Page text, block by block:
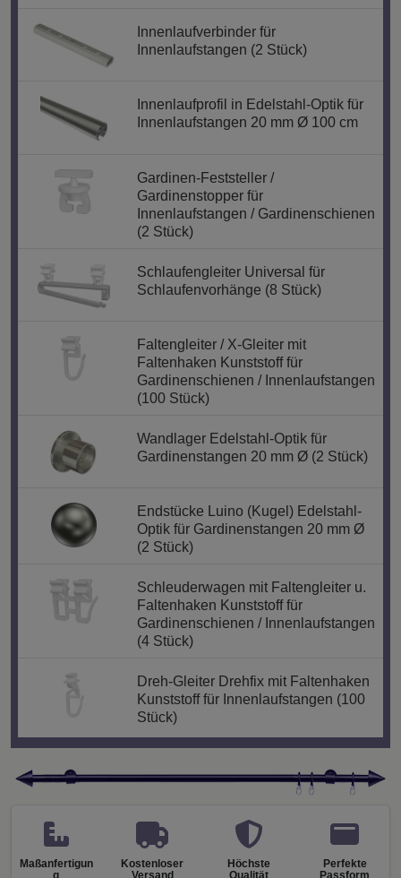
Innenlaufverbinder für
Innenlaufstangen (2 Stück)
Innenlaufprofil in Edelstahl-Optik für
Innenlaufstangen 20 mm Ø 100 cm
Gardinen-Feststeller /
Gardinenstopper für
Innenlaufstangen / Gardinenschienen
(2 Stück)
Schlaufengleiter Universal für
Schlaufenvorhänge (8 Stück)
Faltengleiter / X-Gleiter mit
Faltenhaken Kunststoff für
Gardinenschienen / Innenlaufstangen
(100 Stück)
Wandlager Edelstahl-Optik für
Gardinenstangen 20 mm Ø (2 Stück)
Endstücke Luino (Kugel) Edelstahl-
Optik für Gardinenstangen 20 mm Ø
(2 Stück)
Schleuderwagen mit Faltengleiter u.
Faltenhaken Kunststoff für
Gardinenschienen / Innenlaufstangen
(4 Stück)
Dreh-Gleiter Drehfix mit Faltenhaken
Kunststoff für Innenlaufstangen (100
Stück)
Maßanfertigun
Kostenloser
Höchste
Perfekte